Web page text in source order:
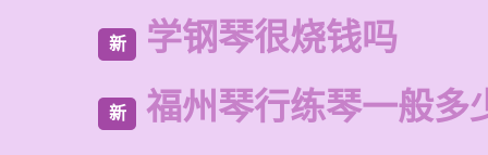
新 学钢琴很烧钱吗
新 福州琴行练琴一般多